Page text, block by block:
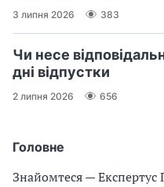
Головне
Знайомтеся — Експертус
3 липня 2026 383
Чи несе
дні відпустки
2 липня 2026 656